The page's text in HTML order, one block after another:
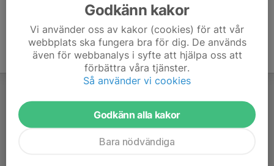
Godkänn kakor
Vi använder oss av kakor (cookies) för att vår
webbplats ska fungera bra för dig. De används
även för webbanalys i syfte att hjälpa oss att
förbättra våra tjänster.
Så använder vi cookies
Godkänn alla kakor
Bara nödvändiga